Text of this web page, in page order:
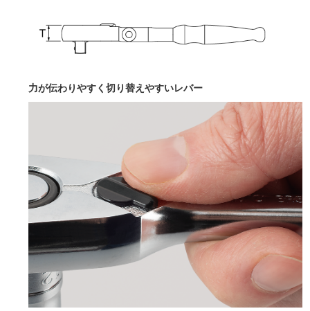
力が伝わりやすく切り替えやすいレバー